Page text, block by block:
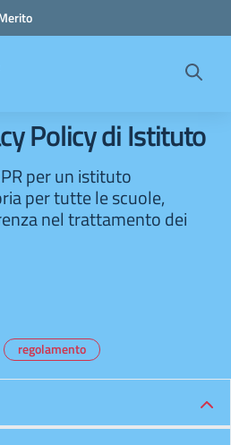
Policy di Istituto
per un istituto
per tutte le scuole,
nel trattamento dei
regolamento